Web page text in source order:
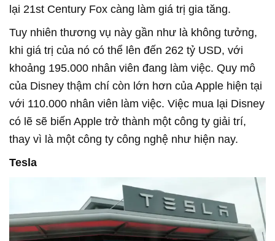
lại 21st Century Fox càng làm giá trị gia tăng.
Tuy nhiên thương vụ này gần như là không tưởng,
khi giá trị của nó có thể lên đến 262 tỷ USD, với
khoảng 195.000 nhân viên đang làm việc. Quy mô
của Disney thậm chí còn lớn hơn của Apple hiện tại
với 110.000 nhân viên làm việc. Việc mua lại Disney
có lẽ sẽ biến Apple trở thành một công ty giải trí,
thay vì là một công ty công nghệ như hiện nay.
Tesla